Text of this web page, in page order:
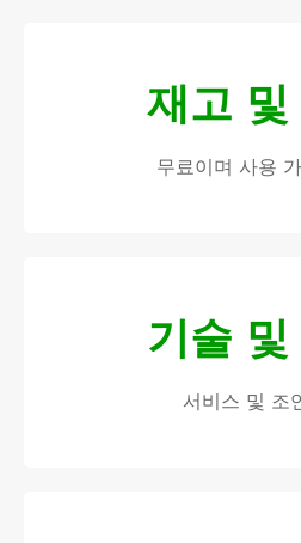
재고 및
무료이며 사용
기술 및
서비스 및 조